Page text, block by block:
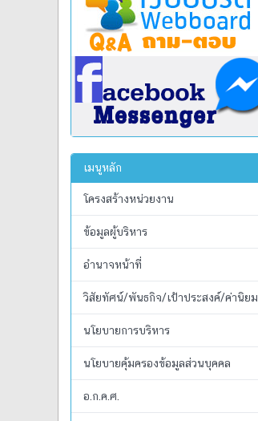
เมนูหลัก
โครงสร้างหน่วยงาน
ข้อมูลผู้บริหาร
อำนาจหน้าที่
วิสัยทัศน์/พันธกิจ/เป้าประสงค์/ค่านิยม
นโยบายการบริหาร
นโยบายคุ้มครองข้อมูลส่วนบุคคล
อ.ก.ค.ศ.